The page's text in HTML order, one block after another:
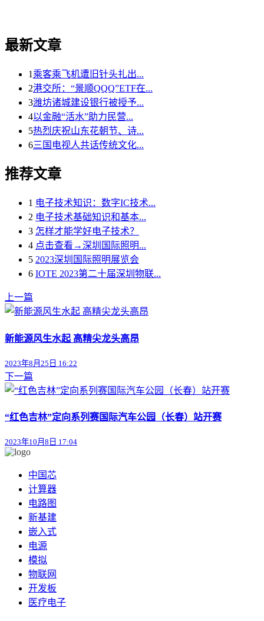
最新文章
1 乘客乘飞机遭旧针头扎出...
2港交所：“景顺QQQ”ETF在...
3潍坊诸城建设银行被授予...
4以金融“活水”助力民营...
5热烈庆祝山东花朝节、诗...
6三国电视人共话传统文化...
推荐文章
1 电子技术知识：数字IC技术...
2 电子技术基础知识和基本...
3 怎样才能学好电子技术？
4 点击查看→深圳国际照明...
5 2023深圳国际照明展览会
6 IOTE 2023第二十届深圳物联...
上一篇
新能源风生水起 高精尖龙头高昂
2023年8月25日 16:22
下一篇
“红色吉林”定向系列赛国际汽车公园（长春）站开赛
2023年10月8日 17:04
中国芯
计算器
电路图
新基建
嵌入式
电源
模拟
物联网
开发板
医疗电子